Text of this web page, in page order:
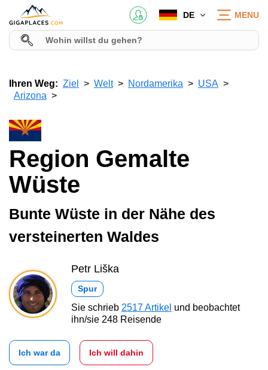
DE MENU
Ihren Weg: Ziel Welt Nordamerika
USA
Arizona
Region Gemalte
Wüste
Bunte Wüste in der Nähe des
versteinerten Waldes
Petr Liška
Spur
Sie schrieb 2517 Artikel und beobachtet
ihn/sie 248 Reisende
Ich war da Ich will dahin